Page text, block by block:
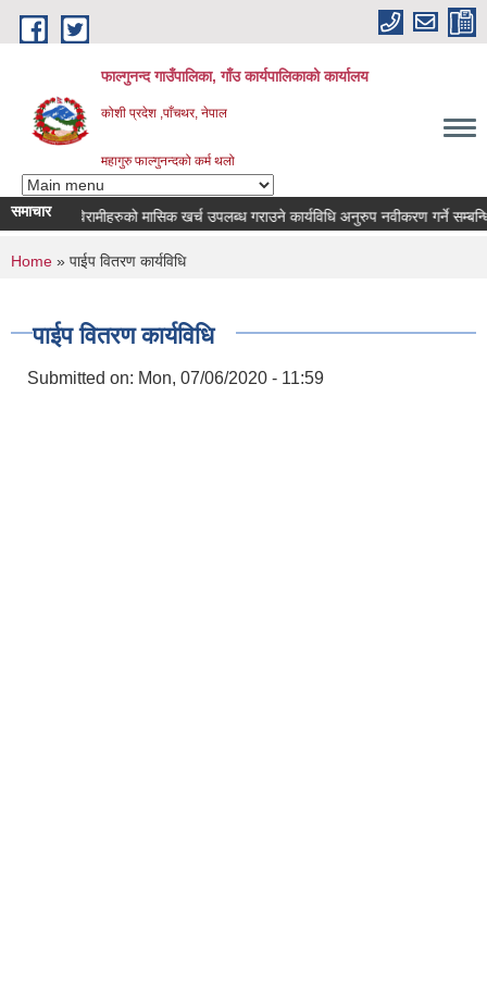
Skip to main content
फाल्गुनन्द गाउँपालिका, गाँउ कार्यपालिकाको कार्यालय
कोशी प्रदेश ,पाँचथर, नेपाल
महागुरु फाल्गुनन्दको कर्म थलो
समाचार
रोगका विरामीहरुको मासिक खर्च उपलब्ध गराउने कार्यविधि अनुरुप नवीकरण गर्ने सम्बन्धि
You are here
Home » पाईप वितरण कार्यविधि
पाईप वितरण कार्यविधि
Submitted on: Mon, 07/06/2020 - 11:59